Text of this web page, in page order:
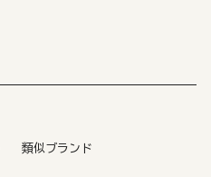
類似ブランド